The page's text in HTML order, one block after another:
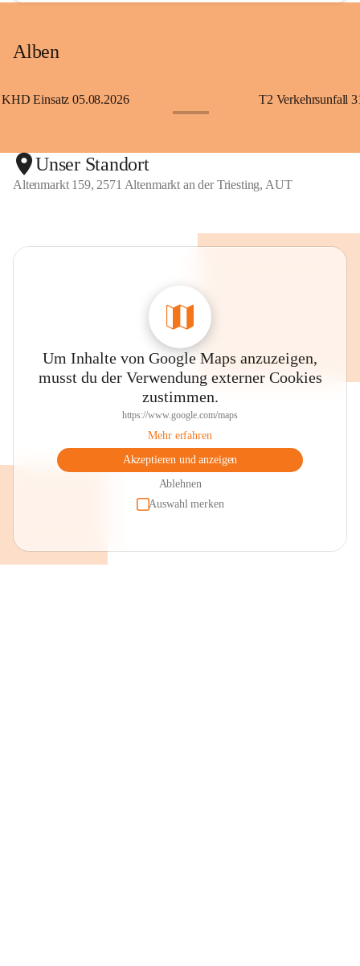
Alben
KHD Einsatz 05.08.2026 T2 Verkehrsunfall
Unser Standort
Altenmarkt 159, 2571 Altenmarkt an der Triesting, AUT
Um Inhalte von Google Maps anzuzeigen,
musst du der Verwendung externer Cookies
zustimmen.
https://www.google.com/maps
Mehr erfahren
Akzeptieren und anzeigen
Ablehnen
Auswahl merken